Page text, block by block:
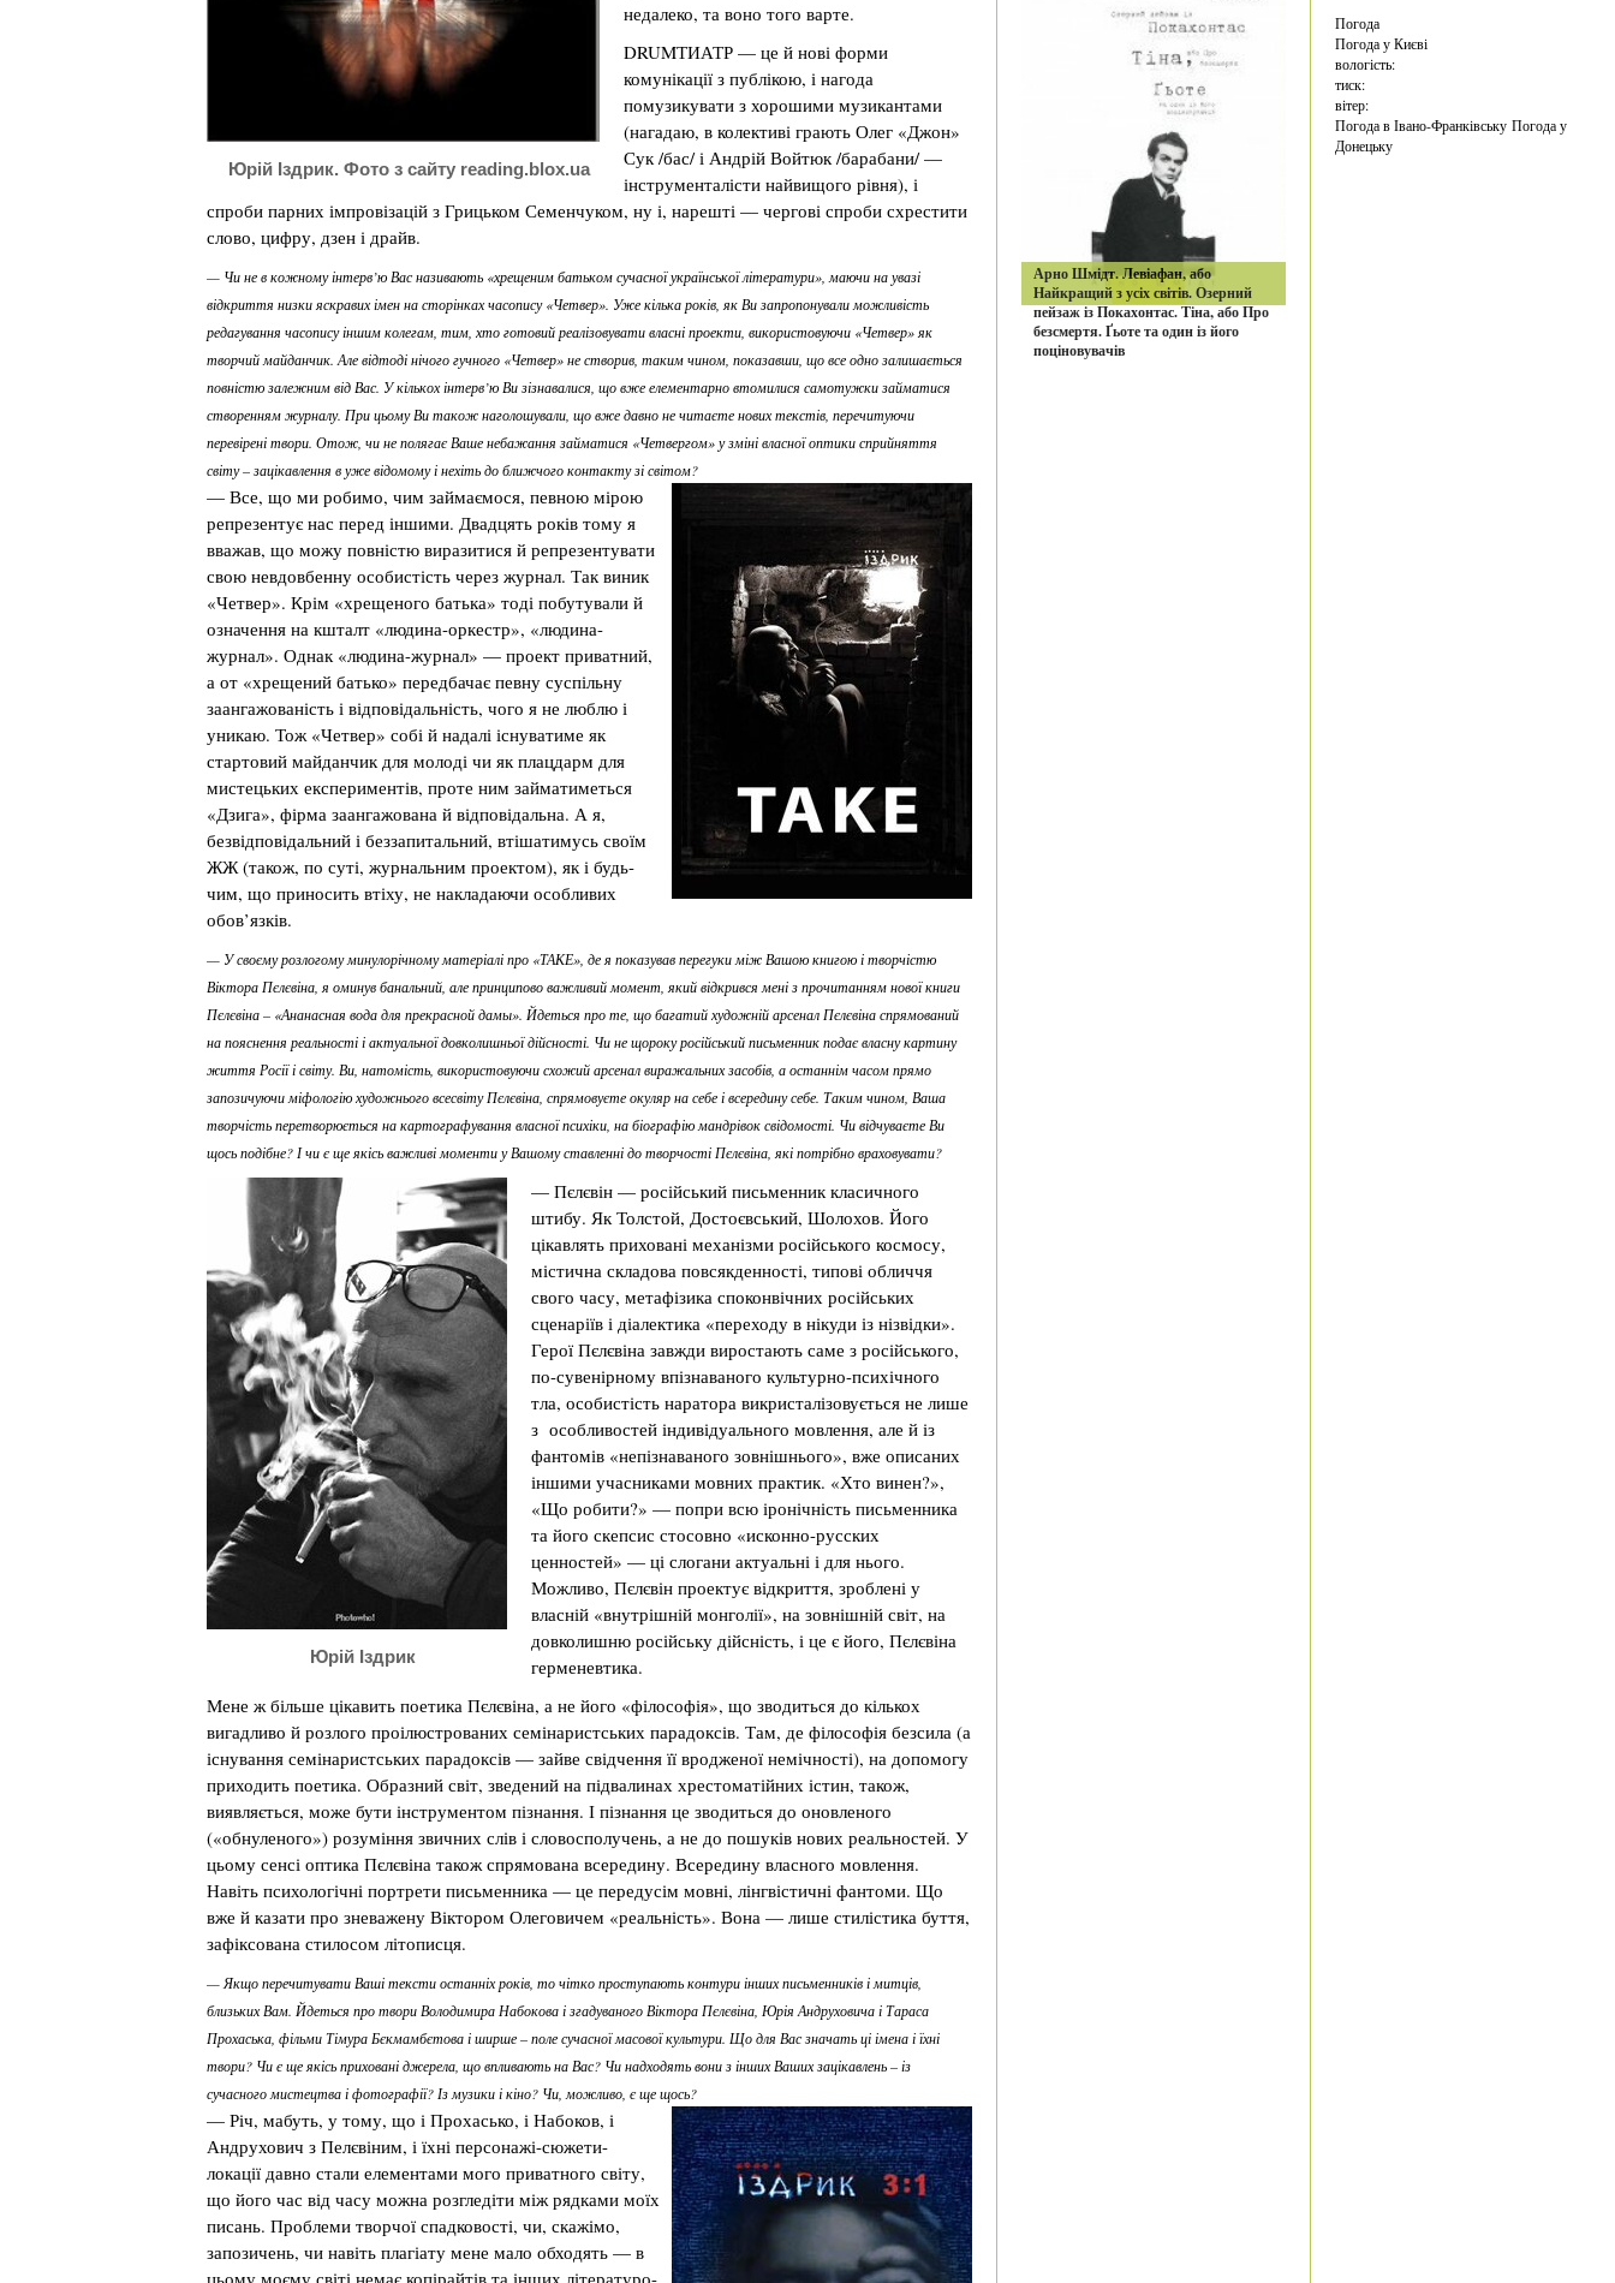
Юрій Іздрик. Фото з сайту reading.blox.ua
недалеко, та воно того варте.
DRUMТИАТР — це й нові форми
комунікації з публікою, і нагода
помузикувати з хорошими музикантами
(нагадаю, в колективі грають Олег «Джон»
Сук /бас/ і Андрій Войтюк /барабани/ —
інструменталісти найвищого рівня), і
спроби парних імпровізацій з Грицьком Семенчуком, ну і, нарешті — чергові спроби схрестити
слово, цифру, дзен і драйв.
— Чи не в кожному інтерв’ю Вас називають «хрещеним батьком сучасної української літератури», маючи на увазі
відкриття низки яскравих імен на сторінках часопису «Четвер». Уже кілька років, як Ви запропонували можливість
редагування часопису іншим колегам, тим, хто готовий реалізовувати власні проекти, використовуючи «Четвер» як
творчий майданчик. Але відтоді нічого гучного «Четвер» не створив, таким чином, показавши, що все одно залишається
повністю залежним від Вас. У кількох інтерв’ю Ви зізнавалися, що вже елементарно втомилися самотужки займатися
створенням журналу. При цьому Ви також наголошували, що вже давно не читаєте нових текстів, перечитуючи
перевірені твори. Отож, чи не полягає Ваше небажання займатися «Четвергом» у зміні власної оптики сприйняття
світу – зацікавлення в уже відомому і нехіть до ближчого контакту зі світом?
— Все, що ми робимо, чим займаємося, певною мірою
репрезентує нас перед іншими. Двадцять років тому я
вважав, що можу повністю виразитися й репрезентувати
свою невдовбенну особистість через журнал. Так виник
«Четвер». Крім «хрещеного батька» тоді побутували й
означення на кшталт «людина-оркестр», «людина-
журнал». Однак «людина-журнал» — проект приватний,
а от «хрещений батько» передбачає певну суспільну
заангажованість і відповідальність, чого я не люблю і
уникаю. Тож «Четвер» собі й надалі існуватиме як
стартовий майданчик для молоді чи як плацдарм для
мистецьких експериментів, проте ним займатиметься
«Дзига», фірма заангажована й відповідальна. А я,
безвідповідальний і беззапитальний, втішатимусь своїм
ЖЖ (також, по суті, журнальним проектом), як і будь-
чим, що приносить втіху, не накладаючи особливих
обов’язків.
— У своєму розлогому минулорічному матеріалі про «ТАКЕ», де я показував перегуки між Вашою книгою і творчістю
Віктора Пєлєвіна, я оминув банальний, але принципово важливий момент, який відкрився мені з прочитанням нової книги
Пєлєвіна – «Ананасная вода для прекрасной дамы». Йдеться про те, що багатий художній арсенал Пєлєвіна спрямований
на пояснення реальності і актуальної довколишньої дійсності. Чи не щороку російський письменник подає власну картину
життя Росії і світу. Ви, натомість, використовуючи схожий арсенал виражальних засобів, а останнім часом прямо
запозичуючи міфологію художнього всесвіту Пєлєвіна, спрямовуєте окуляр на себе і всередину себе. Таким чином, Ваша
творчість перетворюється на картографування власної психіки, на біографію мандрівок свідомості. Чи відчуваєте Ви
щось подібне? І чи є ще якісь важливі моменти у Вашому ставленні до творчості Пєлєвіна, які потрібно враховувати?
Юрій Іздрик
— Пєлєвін — російський письменник класичного
штибу. Як Толстой, Достоєвський, Шолохов. Його
цікавлять приховані механізми російського космосу,
містична складова повсякденності, типові обличчя
свого часу, метафізика споконвічних російських
сценаріїв і діалектика «переходу в нікуди із нізвідки».
Герої Пєлєвіна завжди виростають саме з російського,
по-сувенірному впізнаваного культурно-психічного
тла, особистість наратора викристалізовується не лише
з особливостей індивідуального мовлення, але й із
фантомів «непізнаваного зовнішнього», вже описаних
іншими учасниками мовних практик. «Хто винен?»,
«Що робити?» — попри всю іронічність письменника
та його скепсис стосовно «исконно-русских
ценностей» — ці слогани актуальні і для нього.
Можливо, Пєлєвін проектує відкриття, зроблені у
власній «внутрішній монголії», на зовнішній світ, на
довколишню російську дійсність, і це є його, Пєлєвіна
герменевтика.
Мене ж більше цікавить поетика Пєлєвіна, а не його «філософія», що зводиться до кількох
вигадливо й розлого проілюстрованих семінаристських парадоксів. Там, де філософія безсила (а
існування семінаристських парадоксів — зайве свідчення її вродженої немічності), на допомогу
приходить поетика. Образний світ, зведений на підвалинах хрестоматійних істин, також,
виявляється, може бути інструментом пізнання. І пізнання це зводиться до оновленого
(«обнуленого») розуміння звичних слів і словосполучень, а не до пошуків нових реальностей. У
цьому сенсі оптика Пєлєвіна також спрямована всередину. Всередину власного мовлення.
Навіть психологічні портрети письменника — це передусім мовні, лінгвістичні фантоми. Що
вже й казати про зневажену Віктором Олеговичем «реальність». Вона — лише стилістика буття,
зафіксована стилосом літописця.
— Якщо перечитувати Ваші тексти останніх років, то чітко проступають контури інших письменників і митців,
близьких Вам. Йдеться про твори Володимира Набокова і згадуваного Віктора Пєлєвіна, Юрія Андруховича і Тараса
Прохаська, фільми Тімура Бєкмамбєтова і ширше – поле сучасної масової культури. Що для Вас значать ці імена і їхні
твори? Чи є ще якісь приховані джерела, що впливають на Вас? Чи надходять вони з інших Ваших зацікавлень – із
сучасного мистецтва і фотографії? Із музики і кіно? Чи, можливо, є ще щось?
— Річ, мабуть, у тому, що і Прохасько, і Набоков, і
Андрухович з Пелєвіним, і їхні персонажі-сюжети-
локації давно стали елементами мого приватного світу,
що його час від часу можна розгледіти між рядками моїх
писань. Проблеми творчої спадковості, чи, скажімо,
запозичень, чи навіть плагіату мене мало обходять — в
цьому моєму світі немає копірайтів та інших літературо-
Арно Шмідт. Левіафан, або
Найкращий з усіх світів. Озерний
пейзаж із Покахонтас. Тіна, або Про
безсмертя. Ґьоте та один із його
поціновувачів
Погода
Погода уКиєві
вологість:
тиск:
вітер:
Погода в Івано-Франківську Погода у
Донецьку